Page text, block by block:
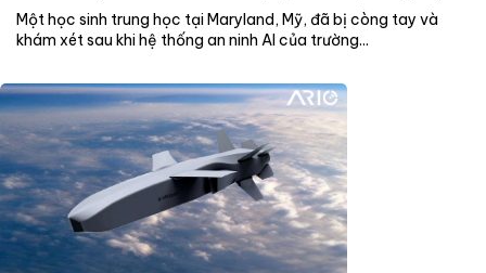
Một học sinh trung học tại Maryland, Mỹ, đã bị còng tay và
khám xét sau khi hệ thống an ninh AI của trường...